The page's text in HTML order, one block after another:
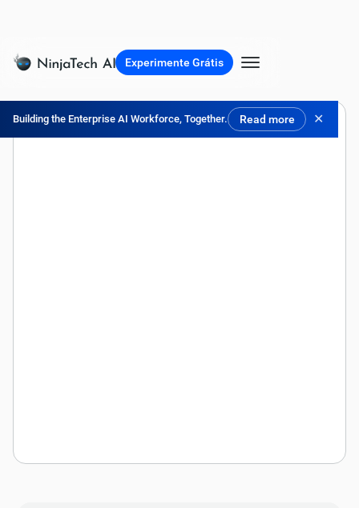
Building the Enterprise AI Workforce, Together. Read more ✕
Experimente Grátis